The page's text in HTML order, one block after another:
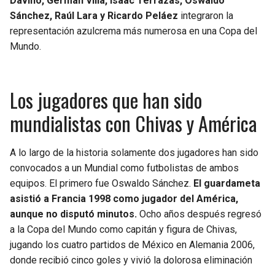
Sánchez, Raúl Lara y Ricardo Peláez integraron la
representación azulcrema más numerosa en una Copa del
Mundo.
Los jugadores que han sido
mundialistas con Chivas y América
A lo largo de la historia solamente dos jugadores han sido
convocados a un Mundial como futbolistas de ambos
equipos. El primero fue Oswaldo Sánchez. El guardameta
asistió a Francia 1998 como jugador del América,
aunque no disputó minutos. Ocho años después regresó
a la Copa del Mundo como capitán y figura de Chivas,
jugando los cuatro partidos de México en Alemania 2006,
donde recibió cinco goles y vivió la dolorosa eliminación